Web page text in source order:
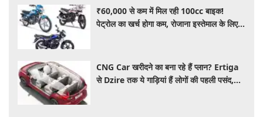
₹60,000 से कम में मिल रही 100cc बाइक!
पेट्रोल का खर्च होगा कम, रोजाना इस्तेमाल के लिए है
CNG Car खरीदने का बना रहे हैं प्लान? Ertiga
से Dzire तक ये गाड़ियां हैं लोगों की पहली पसंद,